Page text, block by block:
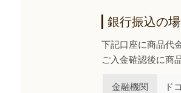
銀行振込の
下記口座に商品代
ご入金確認後に商
金融機関 ド